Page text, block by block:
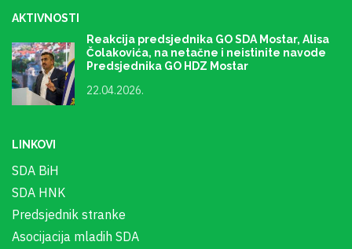
AKTIVNOSTI
Reakcija predsjednika GO SDA Mostar, Alisa
Čolakovića, na netačne i neistinite navode
Predsjednika GO HDZ Mostar
22.04.2026.
LINKOVI
SDA BiH
SDA HNK
Predsjednik stranke
Asocijacija mladih SDA